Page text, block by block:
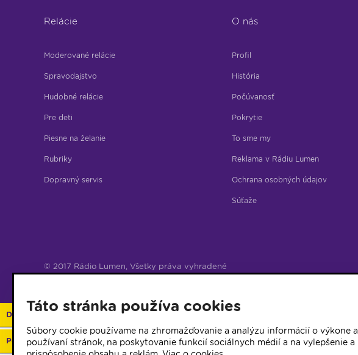
Relácie
Moderované relácie
Spravodajstvo
Hudobné relácie
Pre deti
Piesne na želanie
Rubriky
Dopravný servis
O nás
Profil
História
Počúvanosť
Pokrytie
To sme my
Reklama v Rádiu Lumen
Ochrana osobných údajov
Súťaže
© 2017 Rádio Lumen, Všetky práva vyhradené
Darujte 2%
Podporte vaše rádio
Táto stránka používa cookies
Súbory cookie používame na zhromažďovanie a analýzu informácií o výkone a
používaní stránok, na poskytovanie funkcií sociálnych médií a na vylepšenie a